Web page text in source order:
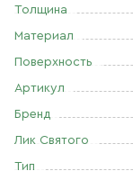
Толщина
Материал
Поверхность
Артикул
Бренд
Лик Святого
Тип